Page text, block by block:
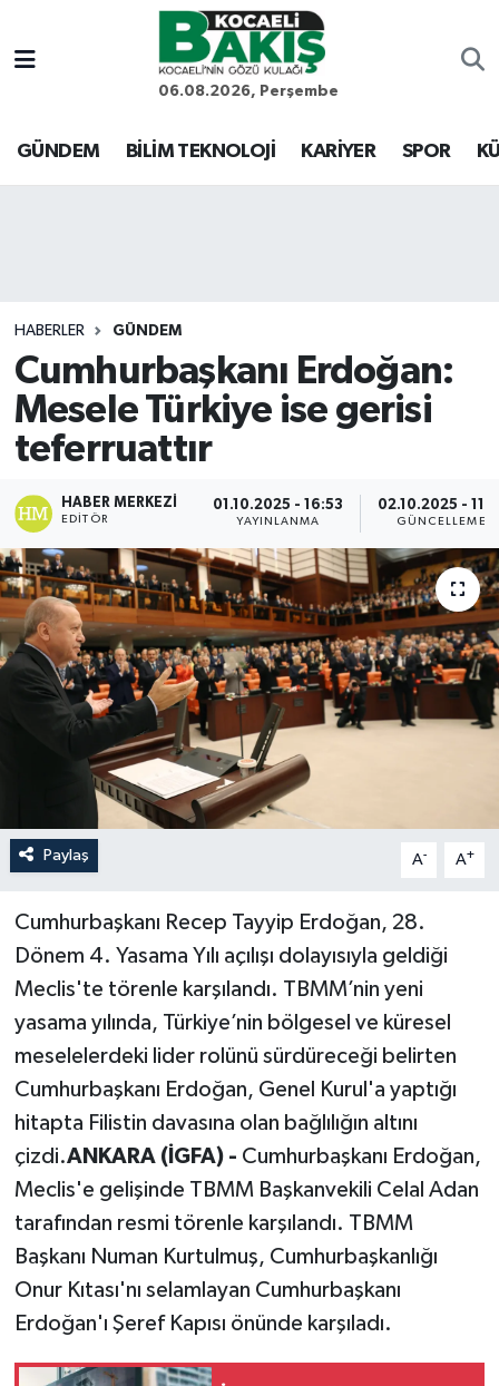
06.08.2026, Perşembe
GÜNDEM BİLİM TEKNOLOJİ KARİYER SPOR
HABERLER GÜNDEM
Cumhurbaşkanı Erdoğan:
Mesele Türkiye ise gerisi
teferruattır
HABER MERKEZI
EDITÖR
01.10.2025 - 16:53
YAYINLANMA
02.10.2025 -
GÜNCELLEME
Paylaş A- A+
Cumhurbaşkanı Recep Tayyip Erdoğan, 28.
Dönem 4. Yasama Yılı açılışı dolayısıyla geldiği
Meclis'te törenle karşılandı. TBMM’nin yeni
yasama yılında, Türkiye’nin bölgesel ve küresel
meselelerdeki lider rolünü sürdüreceği belirten
Cumhurbaşkanı Erdoğan, Genel Kurul'a yaptığı
hitapta Filistin davasına olan bağlılığın altını
çizdi.ANKARA (İGFA) - Cumhurbaşkanı Erdoğan,
Meclis'e gelişinde TBMM Başkanvekili Celal Adan
tarafından resmi törenle karşılandı. TBMM
Başkanı Numan Kurtulmuş, Cumhurbaşkanlığı
Onur Kıtası'nı selamlayan Cumhurbaşkanı
Erdoğan'ı Şeref Kapısı önünde karşıladı.
Kocaeli Nöbetçi Eczaneler
Kocaeli Hava Durumu
Son Dakika Haberleri
Haber Arşivi